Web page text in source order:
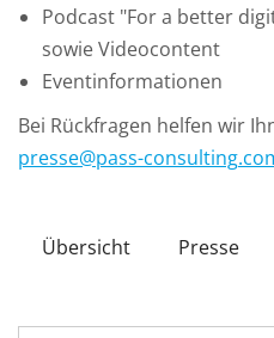
Podcast "For a better
sowie Videocontent
Eventinformationen
Bei Rückfragen helfen wir
presse@pass-consulting.
Übersicht Presse